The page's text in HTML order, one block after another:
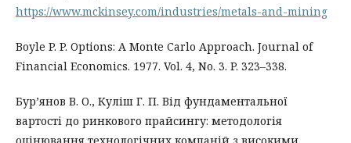
https://www.mckinsey.com/industries/metals-and-mining
Boyle P. P. Options: A Monte Carlo Approach. Journal of
Financial Economics. 1977. Vol. 4, No. 3. P. 323–338.
Бур’янов В. О., Куліш Г. П. Від фундаментальної
вартості до ринкового прайсингу: методологія
оцінювання технологічних компаній з високими